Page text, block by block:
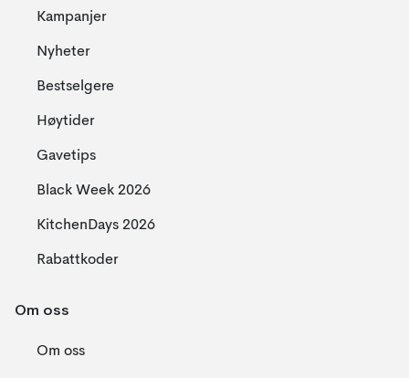
Kampanjer
Nyheter
Bestselgere
Høytider
Gavetips
Black Week 2026
KitchenDays 2026
Rabattkoder
Om oss
Om oss